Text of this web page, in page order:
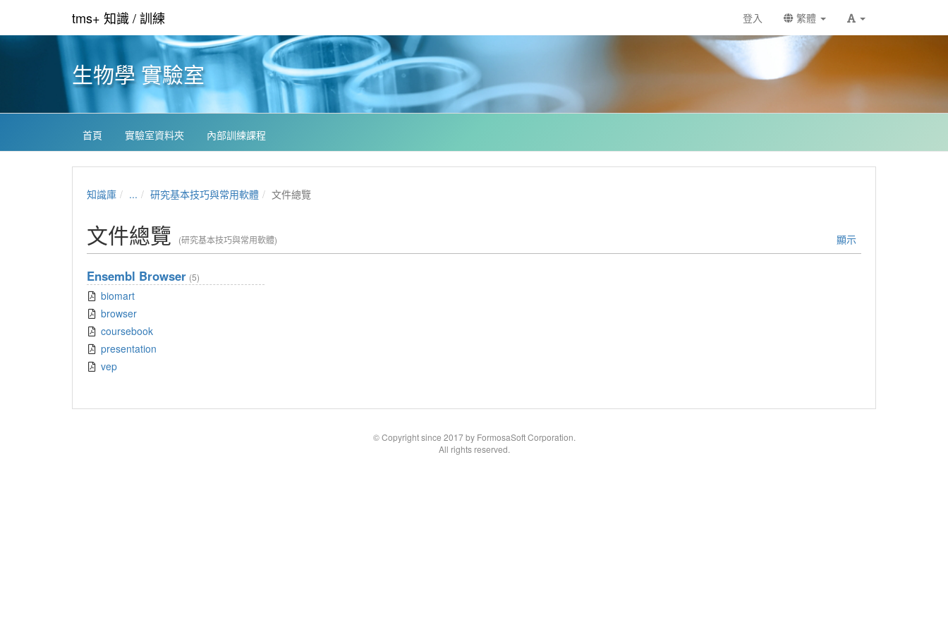
tms+ 知識 / 訓練 登入 繁體
生物學 實驗室
首頁 實驗室資料夾 內部訓練課程
知識庫 ... 研究基本技巧與常用軟體 文件總覽
文件總覽 顯示
(研究基本技巧與常用軟體)
Ensembl Browser (5)
biomart
browser
coursebook
presentation
vep
© Copyright since 2017 by FormosaSoft Corporation.
All rights reserved.